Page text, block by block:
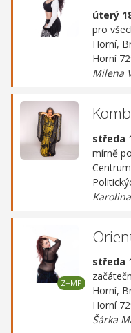
úterý
pro
Horní,
Horní
Milena
středa
mírně
středa
Horní,
Horní
Šárka